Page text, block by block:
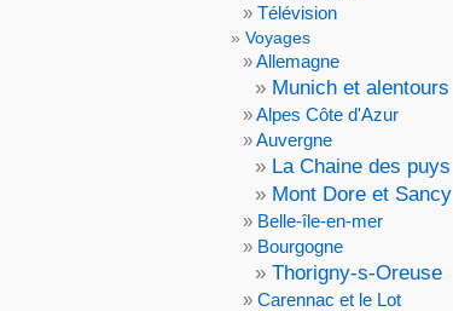
Télévision
Voyages
Allemagne
Munich et alentours
Alpes Côte d'Azur
Auvergne
La Chaine des puys
Mont Dore et Sancy
Belle-île-en-mer
Bourgogne
Thorigny-s-Oreuse
Carennac et le Lot